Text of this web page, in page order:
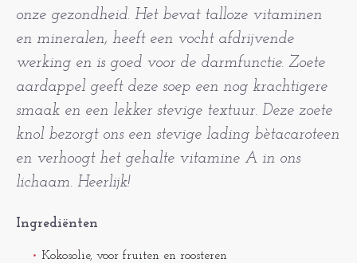
onze gezondheid. Het bevat talloze vitaminen
en mineralen, heeft een vocht afdrijvende
werking en is goed voor de darmfunctie. Zoete
aardappel geeft deze soep een nog krachtigere
smaak en een lekker stevige textuur. Deze zoete
knol bezorgt ons een stevige lading bètacaroteen
en verhoogt het gehalte vitamine A in ons
lichaam. Heerlijk!
Ingrediënten
Kokosolie, voor fruiten en roosteren